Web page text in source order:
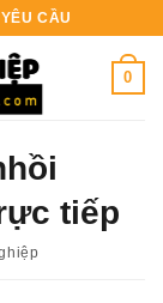
CẦU
0
tiếp